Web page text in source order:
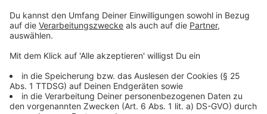
intensivem Training warten - auch wenn man sich
wieder wohlfühlt. Denn das kann schließlich zu
einer Herzmuskel-Entzündung führen und von der
Monate und kann ernsthafte Komplikationen mit
sich bringen, die keiner haben möchte. Sportlich
Aktive: Haltet euch in der ersten Woche zurück,